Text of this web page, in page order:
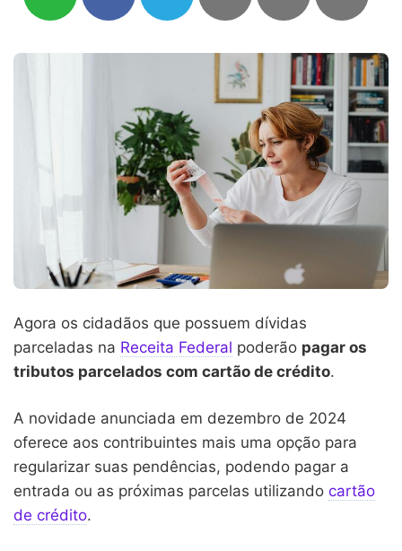
Agora os cidadãos que possuem dívidas
parceladas na Receita Federal poderão pagar os
tributos parcelados com cartão de crédito.
A novidade anunciada em dezembro de 2024
oferece aos contribuintes mais uma opção para
regularizar suas pendências, podendo pagar a
entrada ou as próximas parcelas utilizando cartão
de crédito.